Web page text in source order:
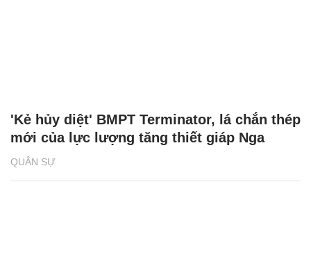
QUÂN SỰ
'Kẻ hủy diệt' BMPT Terminator, lá chắn thép
mới của lực lượng tăng thiết giáp Nga